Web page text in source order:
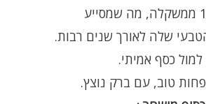
שלה לאורך שנים רבות.
כסף אמיתי.
טוב, עם ברק נוצץ.